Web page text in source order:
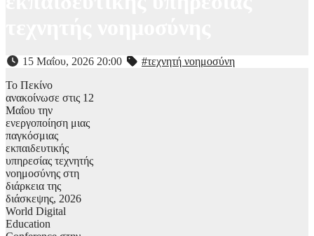
15 Μαΐου, 2026 20:00
#τεχνητή νοημοσύνη
Το Πεκίνο
ανακοίνωσε στις 12
Μαΐου την
ενεργοποίηση μιας
παγκόσμιας
εκπαιδευτικής
υπηρεσίας τεχνητής
νοημοσύνης στη
διάρκεια της
διάσκεψης, 2026
World Digital
Education